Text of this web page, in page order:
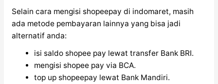
Selain cara mengisi shopeepay di indomaret, masih
ada metode pembayaran lainnya yang bisa jadi
alternatif anda:
isi saldo shopee pay lewat transfer Bank BRI.
mengisi shopee pay via BCA.
top up shopeepay lewat Bank Mandiri.